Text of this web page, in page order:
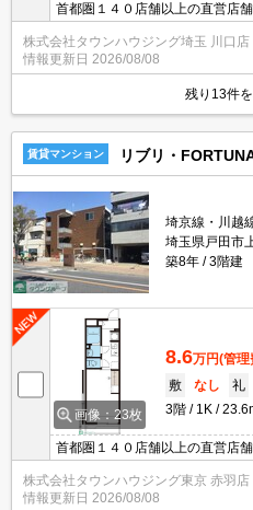
首都圏１４０店舗以上の直営店
合ったお部屋をお探しさせて頂
まとめてご紹介☆何でもご相談下
株式会社タウンハウジング埼玉 川口店
情報更新日 2026/08/08
残り13件
賃貸マンション リブリ・
埼京線・川越
埼玉県戸田市
築8年
3階建
画像：23枚
8.6万円(管理
敷
なし 礼
3階
1K
首都圏１４０店舗以上の直営店
合ったお部屋をお探しさせて頂
まとめてご紹介☆何でもご相談下
株式会社タウンハウジング東京 赤羽店
情報更新日 2026/08/08